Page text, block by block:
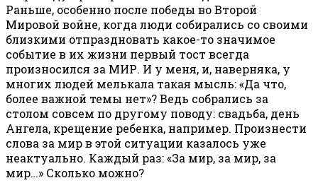
Раньше, особенно после победы во Второй
Мировой войне, когда люди собирались со своими
близкими отпраздновать какое-то значимое
событие в их жизни первый тост всегда
произносился за МИР. И у меня, и, наверняка, у
многих людей мелькала такая мысль: «Да что,
более важной темы нет»? Ведь собрались за
столом совсем по другому поводу: свадьба, день
Ангела, крещение ребенка, например. Произнести
слова за мир в этой ситуации казалось уже
неактуально. Каждый раз: «За мир, за мир, за
мир…» Сколько можно?